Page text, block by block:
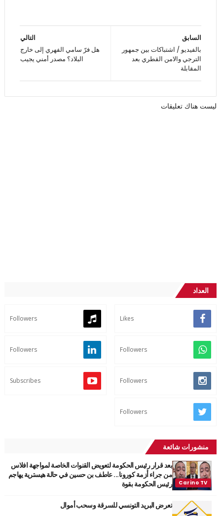
التالي
هل فرّ سامي الفهري إلى خارج
البلاد؟ مصدر أمني يجيب
السابق
بالفيديو / اشتباكات بين جمهور
الترجي والامن القطري بعد
المقابلة
ليست هناك تعليقات
العداد
Likes
Followers
Followers
Followers
Followers
Subscribes
Followers
منشورات شائعة
بعد قرار رئيس الحكومة لتعويض القنوات الخاصة لمواجهة افلاس
من جراء أزمة كورونا... عاطف بن حسين في حالة هيسترية يهاجم
رئيس الحكومة بقوة
تعرض البريد التونسي للسرقة وسحب أموال